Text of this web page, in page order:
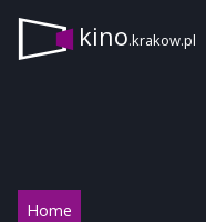
kino.krakow.pl
Home